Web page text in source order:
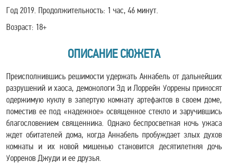
Год 2019. Продолжительность: 1 час, 46 минут.
Возраст: 18+
ОПИСАНИЕ СЮЖЕТА
Преисполнившись решимости удержать Аннабель от дальнейших
разрушений и хаоса, демонологи Эд и Лоррейн Уоррены приносят
одержимую куклу в запертую комнату артефактов в своем доме,
поместив ее под «надежное» освященное стекло и заручившись
благословением священника. Однако беспросветная ночь ужаса
ждет обитателей дома, когда Аннабель пробуждает злых духов
комнаты и их новой мишенью становится десятилетняя дочь
Уорренов Джуди и ее друзья.